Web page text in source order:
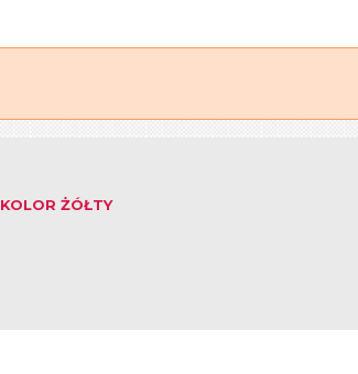
KOLOR ŻÓŁTY